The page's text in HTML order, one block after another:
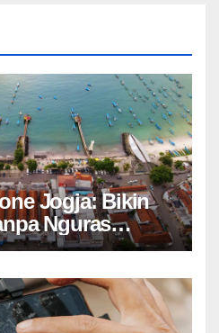
Jogja: Bikin
Nguras